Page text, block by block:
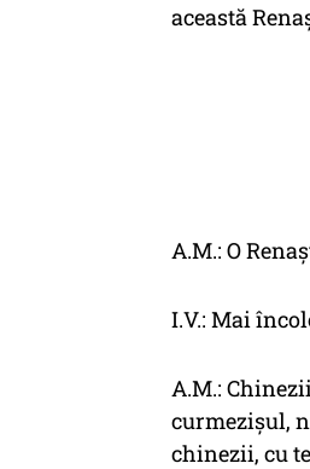
această
A.M.: O
I.V.: Mai
A.M.:
curmezișul,
chinezii, cu